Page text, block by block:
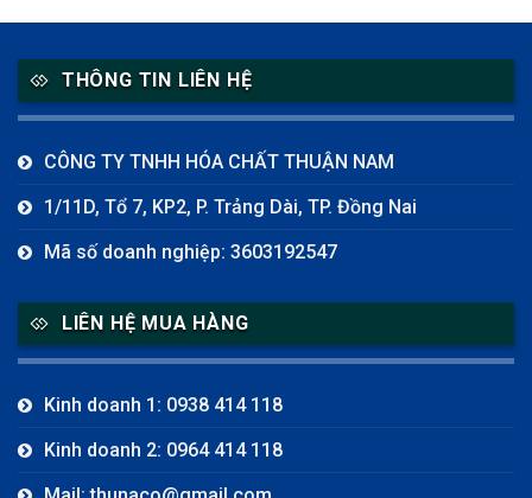
THÔNG TIN LIÊN HỆ
CÔNG TY TNHH HÓA CHẤT THUẬN NAM
1/11D, Tổ 7, KP2, P. Trảng Dài, TP. Đồng Nai
Mã số doanh nghiệp: 3603192547
LIÊN HỆ MUA HÀNG
Kinh doanh 1: 0938 414 118
Kinh doanh 2: 0964 414 118